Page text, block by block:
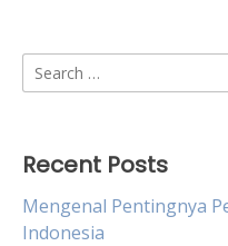
Search
for:
Recent Posts
Mengenal Pentingnya
Indonesia